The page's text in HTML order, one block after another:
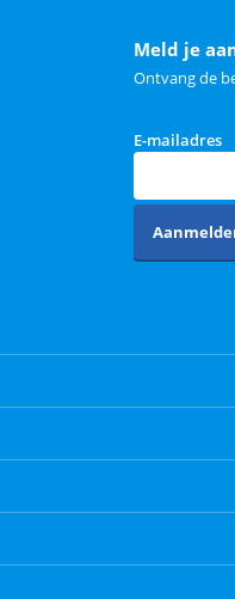
Meld je
Ontvang de
E-mailadres